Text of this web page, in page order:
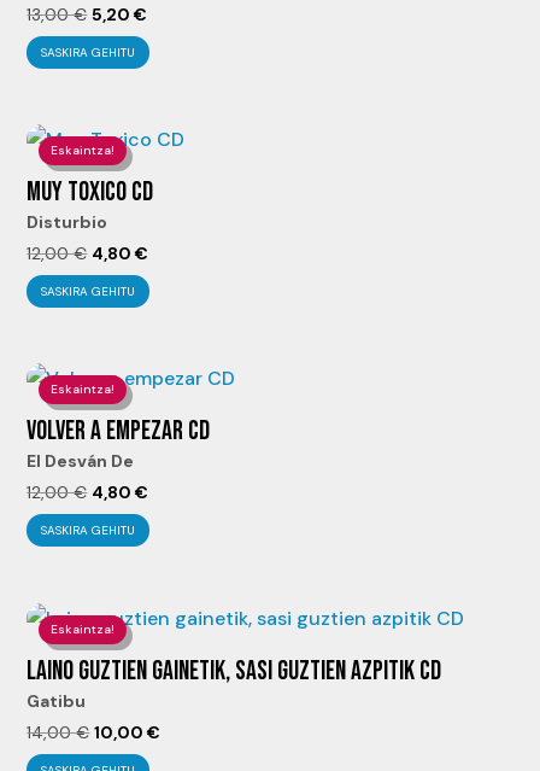
13,00€El
precio
original
13,00 €.
5,20€
precio
5,20 €.
SASKIRA GEHITU
Eskaintza!
MUY TOXICO CD
Disturbio
12,00€ El
precio
original
12,00 €.
4,80€
precio
4,80 €.
SASKIRA GEHITU
Eskaintza!
VOLVER A EMPEZAR CD
El Desván De
12,00€ El
precio
12,00 €.
4,80€
precio
4,80 €.
SASKIRA GEHITU
Eskaintza!
LAINO GUZTIEN GAINETIK, SASI GUZTIEN AZPITIK CD
Gatibu
14,00€El
precio
10,00€